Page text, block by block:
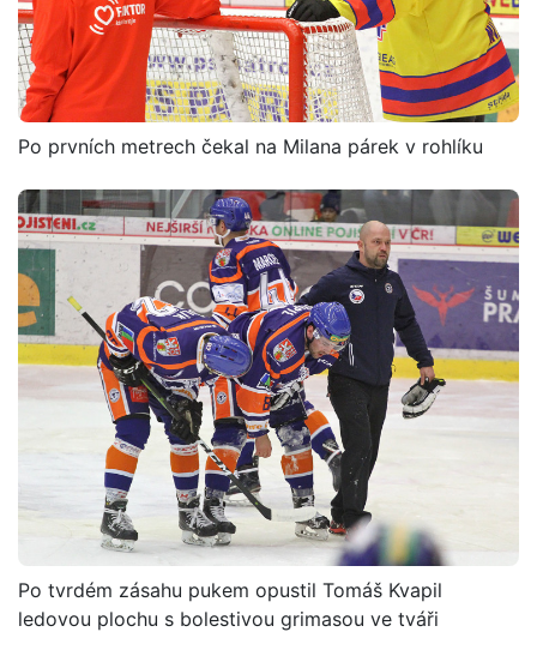
Po prvních metrech čekal na Milana párek v rohlíku
Po tvrdém zásahu pukem opustil Tomáš Kvapil
ledovou plochu s bolestivou grimasou ve tváři